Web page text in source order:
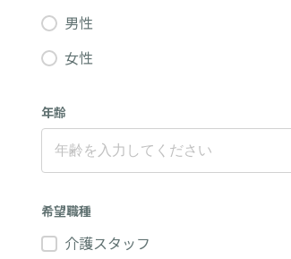
男性
女性
年齢
希望職種
介護スタッフ